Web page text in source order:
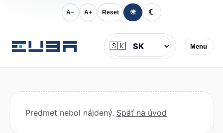
A− A+ Reset ☀ ☾
Menu
Jazyk
🇸🇰
Predmet nebol nájdený. Späť na úvod